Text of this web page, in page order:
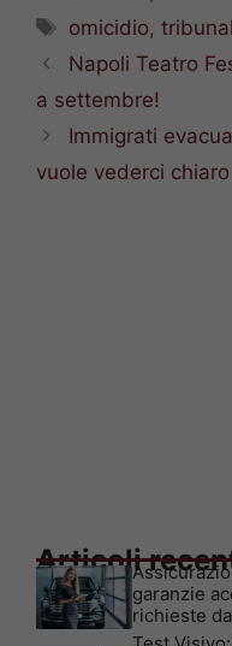
Tag
omicidio,
Napoli Teatro
a settembre!
Immigrati
vuole vederci chiaro
Articoli
garanzie
richieste